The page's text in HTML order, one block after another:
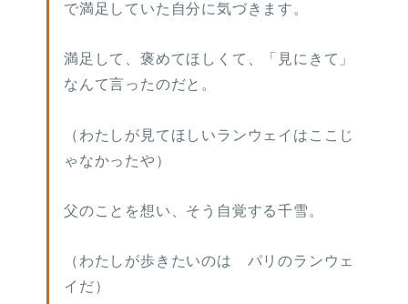
で満足していた自分に気づきます。
満足して、褒めてほしくて、「見にきて」
なんて言ったのだと。
（わたしが見てほしいランウェイはここじ
ゃなかったや）
父のことを想い、そう自覚する千雪。
（わたしが歩きたいのは パリのランウェ
イだ）